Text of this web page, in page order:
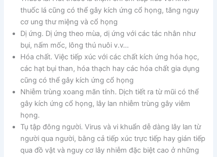
thuốc lá cũng có thể gây kích ứng cổ họng, tăng nguy
cơ ung thư miệng và cổ họng
Dị ứng. Dị ứng theo mùa, dị ứng với các tác nhân như
bụi, nấm mốc, lông thú nuôi v.v…
Hóa chất. Việc tiếp xúc với các chất kích ứng hóa học,
các hạt bụi than, hóa thạch hay các hóa chất gia dụng
cũng có thể gây kích ứng cổ họng
Nhiễm trùng xoang mãn tính. Dịch tiết ra từ mũi có thể
gây kích ứng cổ họng, lây lan nhiễm trùng gây viêm
họng.
Tụ tập đông người. Virus và vi khuẩn dễ dàng lây lan từ
người qua người, bằng cả tiếp xúc trực tiếp hay gián tiếp
qua đồ vật và nguy cơ lây nhiễm đặc biệt cao ở những